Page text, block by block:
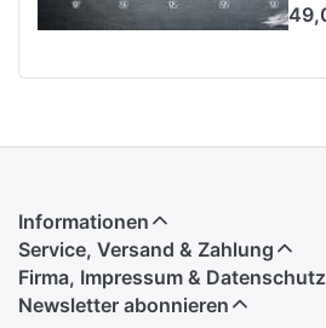
Informationen
Service, Versand & Zahlung
Firma, Impressum & Datenschutz
Newsletter abonnieren